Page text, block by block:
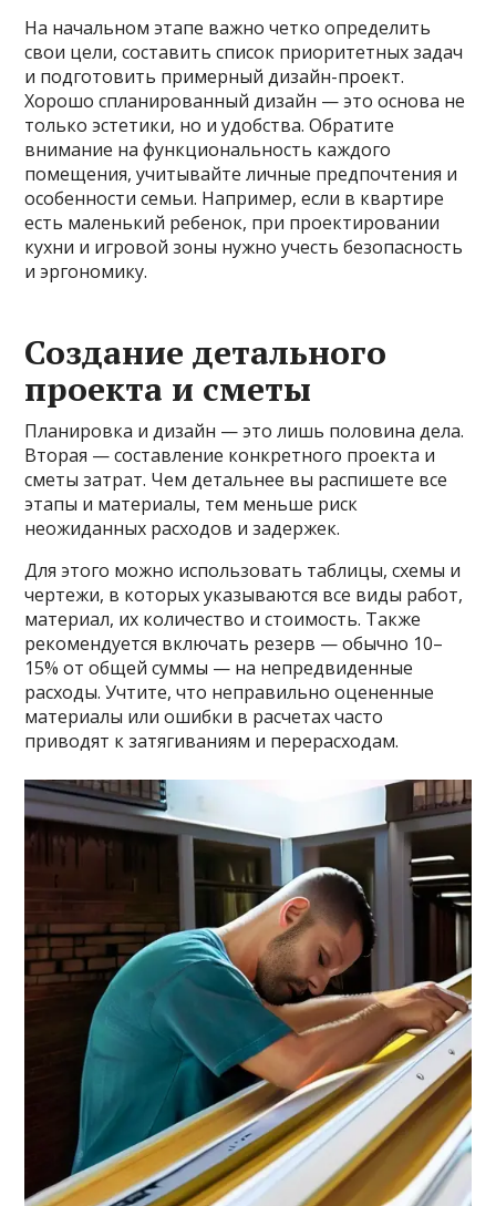
На начальном этапе важно четко определить
свои цели, составить список приоритетных задач
и подготовить примерный дизайн-проект.
Хорошо спланированный дизайн — это основа не
только эстетики, но и удобства. Обратите
внимание на функциональность каждого
помещения, учитывайте личные предпочтения и
особенности семьи. Например, если в квартире
есть маленький ребенок, при проектировании
кухни и игровой зоны нужно учесть безопасность
и эргономику.
Создание детального
проекта и сметы
Планировка и дизайн — это лишь половина дела.
Вторая — составление конкретного проекта и
сметы затрат. Чем детальнее вы распишете все
этапы и материалы, тем меньше риск
неожиданных расходов и задержек.
Для этого можно использовать таблицы, схемы и
чертежи, в которых указываются все виды работ,
материал, их количество и стоимость. Также
рекомендуется включать резерв — обычно 10–
15% от общей суммы — на непредвиденные
расходы. Учтите, что неправильно оцененные
материалы или ошибки в расчетах часто
приводят к затягиваниям и перерасходам.